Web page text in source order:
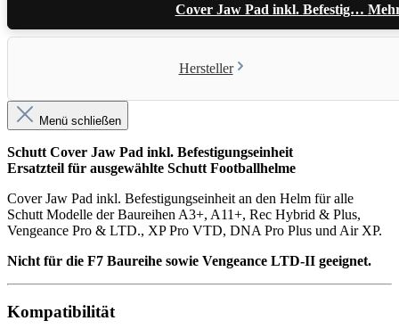
Cover Jaw Pad inkl. Befestig…
Hersteller
Menü schließen
Schutt Cover Jaw Pad inkl. Befestigungseinheit
Ersatzteil für ausgewählte Schutt Footballhelme
Cover Jaw Pad inkl. Befestigungseinheit an den Helm für alle
Schutt Modelle der Baureihen A3+, A11+, Rec Hybrid & Plus,
Vengeance Pro & LTD., XP Pro VTD, DNA Pro Plus und Air XP.
Nicht für die F7 Baureihe sowie Vengeance LTD-II geeignet.
Kompatibilität